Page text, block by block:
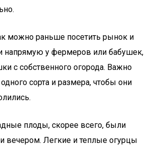
можно раньше посетить рынок и
напрямую у фермеров или бабушек,
с собственного огорода. Важно
сорта и размера, чтобы они
плоды, скорее всего, были
вечером. Легкие и теплые огурцы